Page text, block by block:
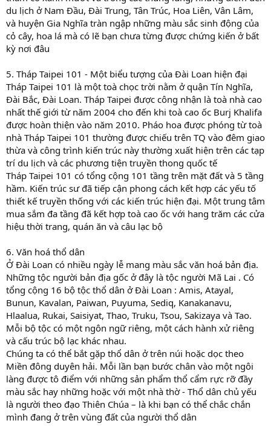
du lịch ở Nam Đầu, Đài Trung, Tân Trúc, Hoa Liên, Vân Lâm,
và huyện Gia Nghĩa tràn ngập những màu sắc sinh động của
cỏ cây, hoa lá mà có lẽ bạn chưa từng được chứng kiến ở bất
kỳ nơi đâu
5. Tháp Taipei 101 - Một biểu tượng của Đài Loan hiện đại
Tháp Taipei 101 là một toà chọc trời nằm ở quận Tín Nghĩa,
Đài Bắc, Đài Loan. Tháp Taipei được công nhận là toà nhà cao
nhất thế giới từ năm 2004 cho đến khi toà cao ốc Burj Khalifa
được hoàn thiện vào năm 2010. Pháo hoa được phóng từ toà
nhà Tháp Taipei 101 thường được chiếu trên TQ vào đêm giao
thừa và công trình kiến trúc này thường xuất hiện trên các tạp
trí du lịch và các phương tiện truyền thong quốc tế
Tháp Taipei 101 có tổng cộng 101 tầng trên mặt đất và 5 tầng
hầm. Kiến trúc sư đã tiếp cận phong cách kết hợp các yếu tố
thiết kế truyền thống với các kiến trúc hiện đại. Một trung tâm
mua sắm đa tầng đã kết hợp toà cao ốc với hang trăm các cửa
hiệu thời trang, quán ăn và câu lạc bộ
6. Văn hoá thổ dân
Ở Đài Loan có nhiều ngày lễ mang màu sắc văn hoá bản địa.
Những tộc người bản địa gốc ở đây là tộc người Mã Lai . Có
tổng cộng 16 bộ tộc thổ dân ở Đài Loan : Amis, Atayal,
Bunun, Kavalan, Paiwan, Puyuma, Sediq, Kanakanavu,
Hlaalua, Rukai, Saisiyat, Thao, Truku, Tsou, Sakizaya và Tao.
Mỗi bộ tộc có một ngôn ngữ riêng, một cách hành xử riêng
và cấu trúc bộ lạc khác nhau.
Chúng ta có thể bắt gặp thổ dân ở trên núi hoặc dọc theo
Miền đông duyên hải. Mỗi lần bạn bước chân vào một ngôi
làng được tô điểm với những sản phẩm thổ cẩm rực rỡ đầy
màu sắc hay những hoặc với một nhà thờ - Thổ dân chủ yếu
là người theo đạo Thiên Chúa – là khi bạn có thể chắc chắn
mình đang ở trên vùng đất của người thổ dân